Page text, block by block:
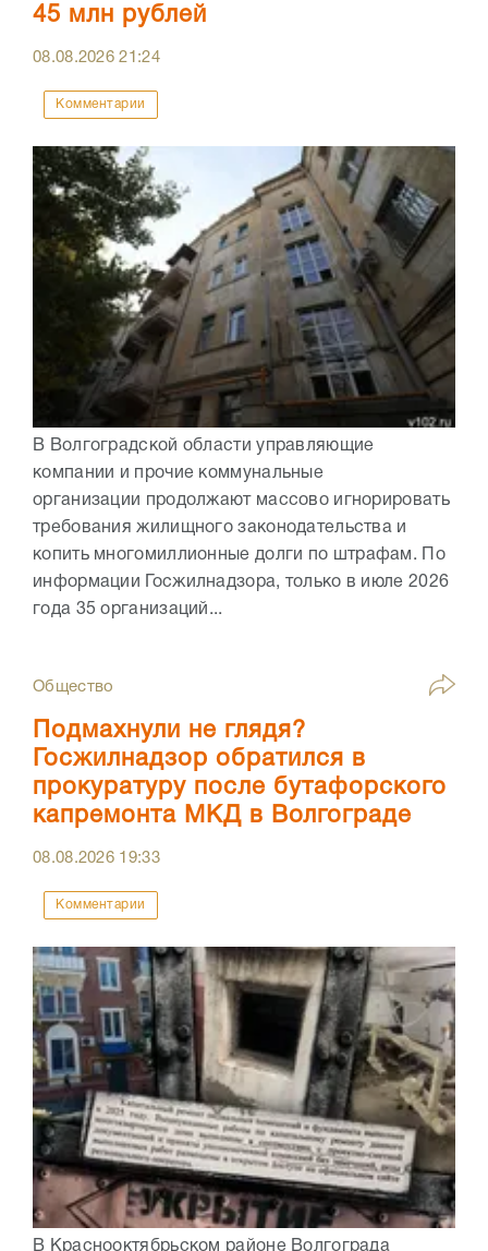
45 млн рублей
08.08.202621:24
Комментарии
В Волгоградской области управляющие
компании и прочие коммунальные
организации продолжают массово игнорировать
требования жилищного законодательства и
копить многомиллионные долги по штрафам. По
информации Госжилнадзора, только в июле 2026
года 35 организаций...
Общество
Подмахнули не глядя?
Госжилнадзор обратился в
прокуратуру после бутафорского
капремонта МКД в Волгограде
08.08.2026 19:33
Комментарии
В Краснооктябрьском районе Волгограда